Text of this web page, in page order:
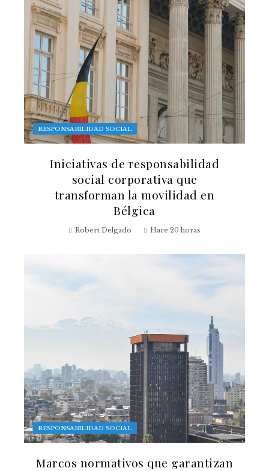
RESPONSABILIDAD SOCIAL
Iniciativas de responsabilidad
social corporativa que
transforman la movilidad en
Bélgica
Robert Delgado Hace 20 horas
RESPONSABILIDAD SOCIAL
Marcos normativos que garantizan